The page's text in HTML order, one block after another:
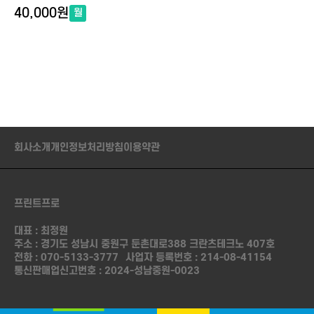
40,000원 월
회사소개 개인정보처리방침이용약관
프린트프로
대표 : 최정원
주소 : 경기도 성남시 중원구 둔촌대로388 크란츠테크노 407호
전화 : 070-5133-3777
사업자 등록번호 : 214-08-41154
통신판매업신고번호 : 2024-성남중원-0023